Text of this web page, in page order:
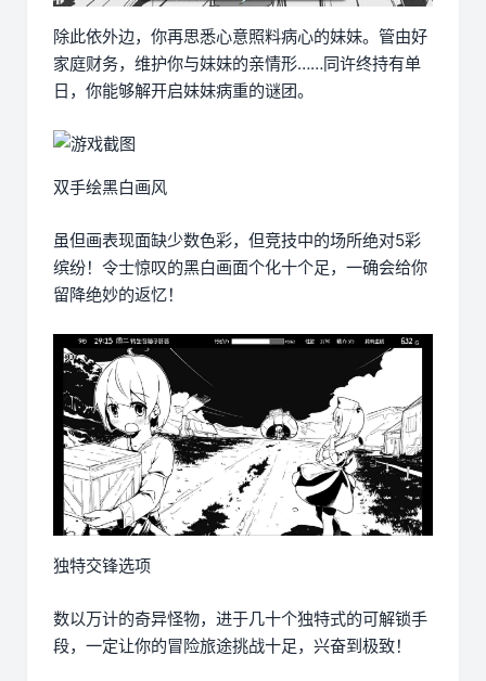
除此依外边，你再思悉心意照料病心的妹妹。管由好
家庭财务，维护你与妹妹的亲情形……同许终持有单
日，你能够解开启妹妹病重的谜团。
双手绘黑白画风
虽但画表现面缺少数色彩，但竞技中的场所绝对5彩
缤纷！令士惊叹的黑白画面个化十个足，一确会给你
留降绝妙的返忆！
独特交锋选项
数以万计的奇异怪物，进于几十个独特式的可解锁手
段，一定让你的冒险旅途挑战十足，兴奋到极致！